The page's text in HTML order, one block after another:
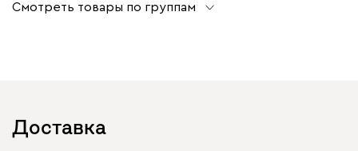
Смотреть товары по группам
Доставка